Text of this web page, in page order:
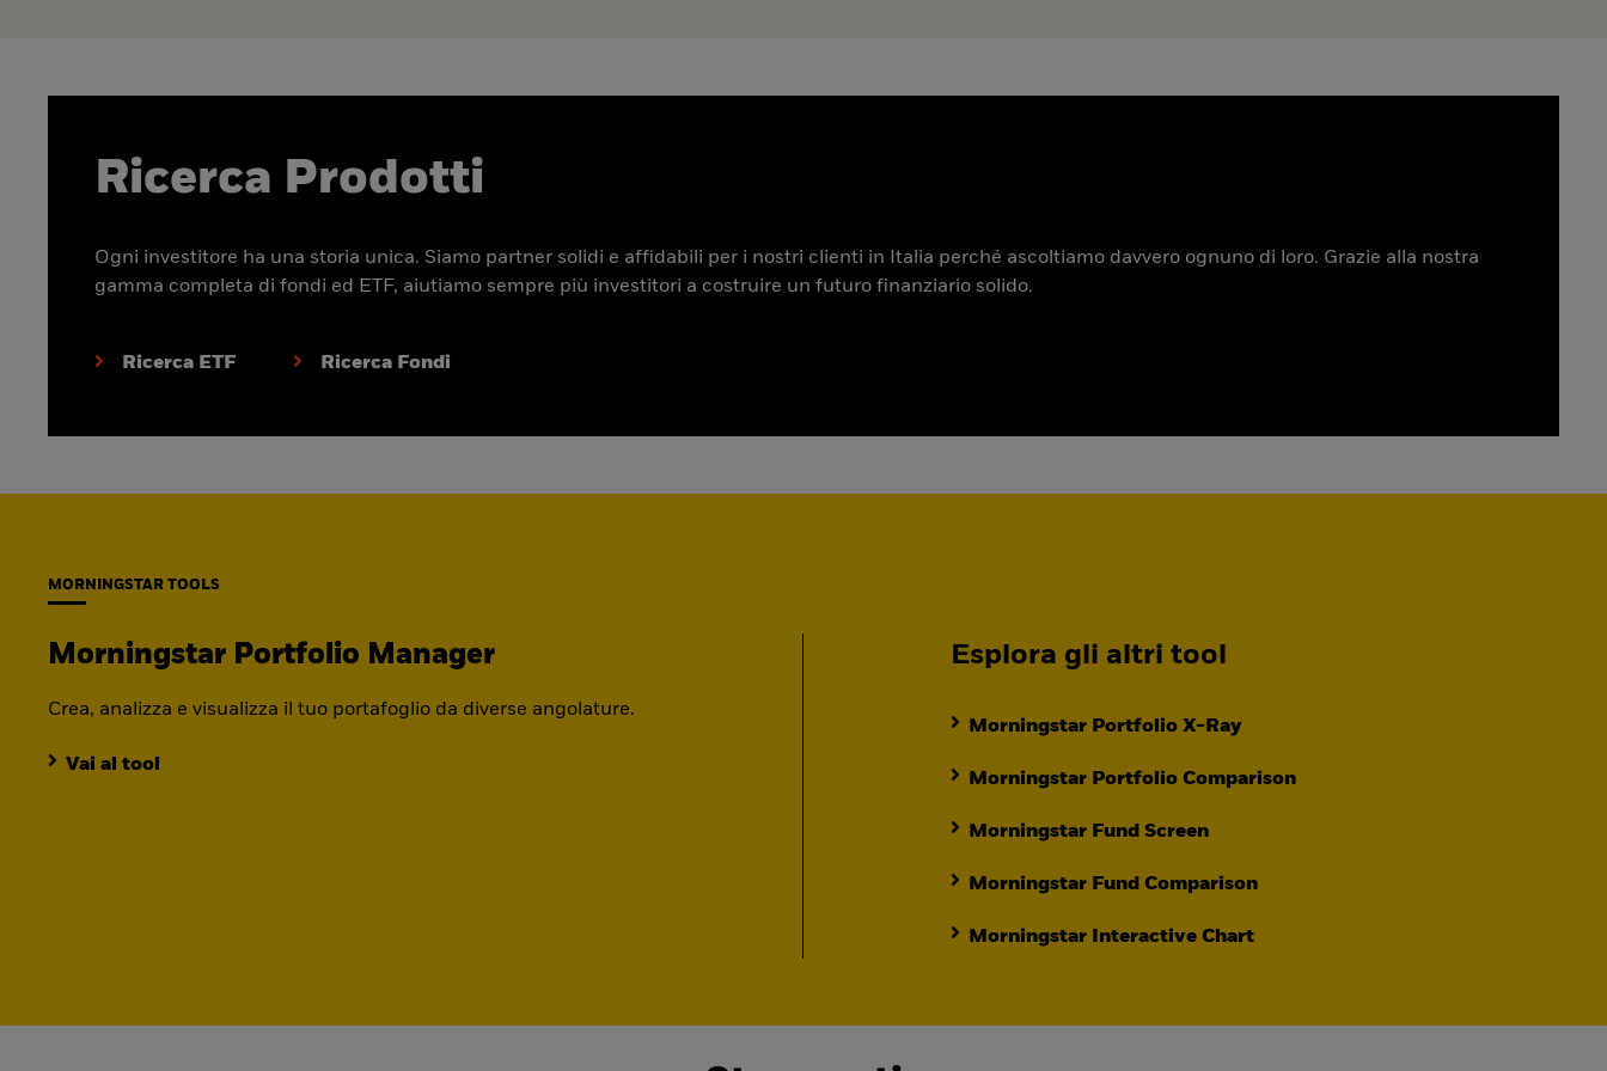
Ricerca Prodotti
Ogni investitore ha una storia unica. Siamo partner solidi e affidabili per i nostri clienti in Italia perché ascoltiamo davvero ognuno di loro. Grazie alla nostra
gamma completa di fondi ed ETF, aiutiamo sempre più investitori a costruire un futuro finanziario solido.
Ricerca ETF Ricerca Fondi
MORNINGSTAR TOOLS
Morningstar Portfolio Manager
Crea, analizza e visualizza il tuo portafoglio da diverse angolature.
Vai al tool
Esplora gli altri tool
Morningstar Portfolio X-Ray
Morningstar Portfolio Comparison
Morningstar Fund Screen
Morningstar Fund Comparison
Morningstar Interactive Chart